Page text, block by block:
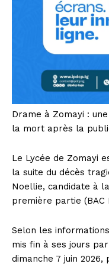
Drame à Zomayi :
la mort après la
Le Lycée de Zomayi
la suite du décès
Noellie, candidate à
première partie (BAC
Selon les
mis fin à ses jours
dimanche 7 juin